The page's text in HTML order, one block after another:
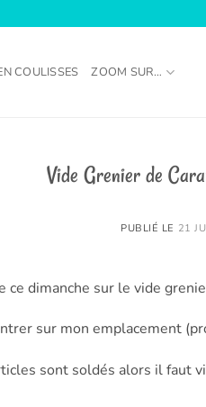
COULISSES ZOOM SUR…
Vide Grenier de
PUBLIÉ LE 21
ce dimanche sur le vide
sur mon emplacement
sont soldés alors il faut